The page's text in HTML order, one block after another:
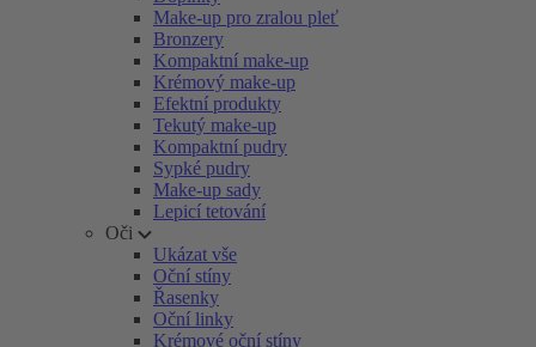
Make-up pro zralou pleť
Bronzery
Kompaktní make-up
Krémový make-up
Efektní produkty
Tekutý make-up
Kompaktní pudry
Sypké pudry
Make-up sady
Lepicí tetování
Oči
Ukázat vše
Oční stíny
Řasenky
Oční linky
Krémové oční stíny